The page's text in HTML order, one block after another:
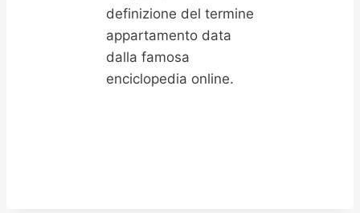
definizione del termine
appartamento data
dalla famosa
enciclopedia online.